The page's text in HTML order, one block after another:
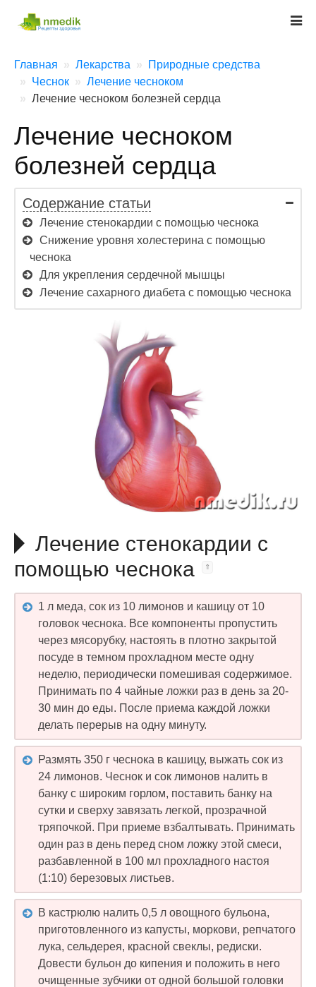
Главная Лекарства
Природные средства
Чеснок
Лечение чесноком
Лечение чесноком болезней сердца
Лечение чесноком
болезней сердца
Содержание статьи
Лечение стенокардии с помощью чеснока
Снижение уровня холестерина с помощью
чеснока
Для укрепления сердечной мышцы
Лечение сахарного диабета с помощью чеснока
Лечение стенокардии с
помощью чеснока
1 л меда, сок из 10 лимонов и кашицу от 10
головок чеснока. Все компоненты пропустить
через мясорубку, настоять в плотно закрытой
посуде в темном прохладном месте одну
неделю, периодически помешивая содержимое.
Принимать по 4 чайные ложки раз в день за 20-
30 мин до еды. После приема каждой ложки
делать перерыв на одну минуту.
Размять 350 г чеснока в кашицу, выжать сок из
24 лимонов. Чеснок и сок лимонов налить в
банку с широким горлом, поставить банку на
сутки и сверху завязать легкой, прозрачной
тряпочкой. При приеме взбалтывать. Принимать
один раз в день перед сном ложку этой смеси,
разбавленной в 100 мл прохладного настоя
(1:10) березовых листьев.
В кастрюлю налить 0,5 л овощного бульона,
приготовленного из капусты, моркови, репчатого
лука, сельдерея, красной свеклы, редиски.
Довести бульон до кипения и положить в него
очищенные зубчики от одной большой головки